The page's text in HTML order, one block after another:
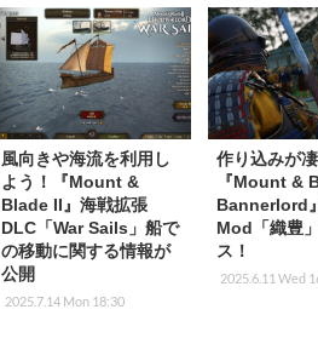
風向きや海流を利用し
よう！『Mount &
Blade II』海戦拡張
DLC「War Sails」船で
の移動に関する情報が
公開
2025.7.14 Mon 18:30
作り込みが
『Mount &
Bannerlord
Mod「織豊
ス！
2025.6.11 Wed